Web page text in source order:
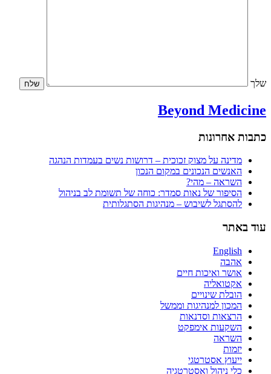
שלך
Beyond Medicine
כתבות אחרונות
מדינה על מצוק זכוכית – דרושות נשים בעמדות הנהגה
האנשים הנכונים במקום הנכון
השראה – מהי?
הסיפור של נאות סמדר: כוחה של תשומת לב בניהול
להסתגל לשיבוש – מנהיגות הסתגלותית
עוד באתר
English
אהבה
אושר ואיכות חיים
אקטואליה
הובלת שינויים
המכון למנהיגות וממשל
הרצאות וסדנאות
השקעות אימפקט
השראה
יזמות
ייעוץ אסטרטגי
כלי ניהול ואסטרטגיה